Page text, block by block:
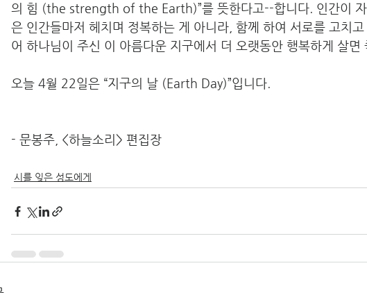
의 힘 (the strength of the Earth)”를 뜻한다고--합니다. 인간이 자
은 인간들마저 헤치며 정복하는 게 아니라, 함께 하여 서로를 고치
어 하나님이 주신 이 아름다운 지구에서 더 오랫동안 행복하게 살
오늘 4월 22일은 “지구의 날 (Earth Day)”입니다.
- 문봉주, <하늘소리> 편집장
시를 잊은 성도에게